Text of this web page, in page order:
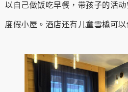
以自己做饭吃早餐，带孩子的活
度假小屋。酒店还有儿童雪橇可